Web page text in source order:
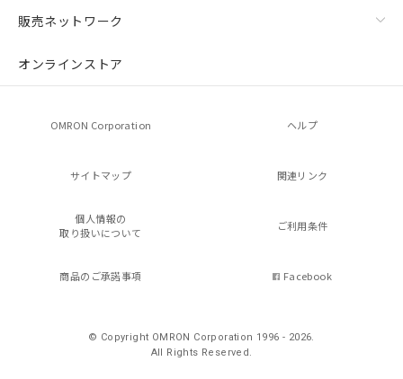
販売ネットワーク
オンラインストア
OMRON Corporation ヘルプ
サイトマップ 関連リンク
個人情報の
取り扱いについて
ご利用条件
商品のご承諾事項 Facebook
© Copyright OMRON Corporation 1996 - 2026.
All Rights Reserved.